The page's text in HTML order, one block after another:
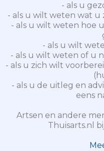
- als u
- als u wilt weten wat
- als u wilt weten hoe
- als u wilt
- als u wilt weten of u
- als u zich wilt
- als u de uitleg en
eens
Artsen en andere
Thuisarts.nl